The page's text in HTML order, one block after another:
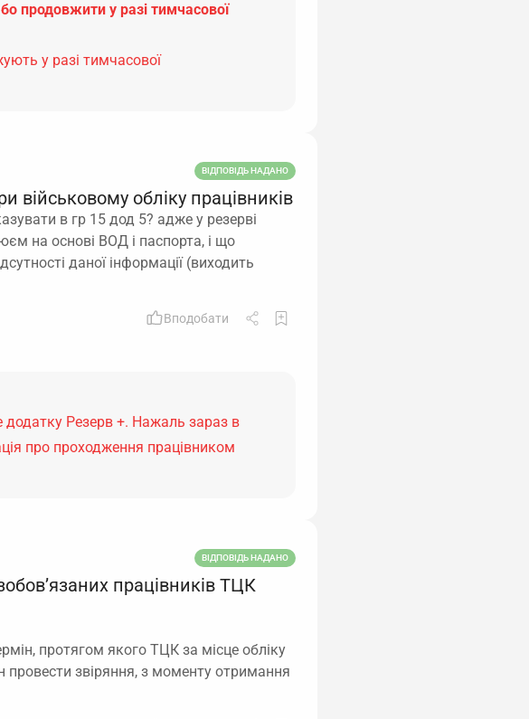
продовжити у разі тимчасової
у разі тимчасової
ВІДПОВІДЬ НАДАНО
обліку працівників
в гр 15 дод 5? адже у резерві
на основі ВОД і паспорта, і що
даної інформації (виходить
Вподобати
Резерв +. Нажаль зараз в
про проходження працівником
ВІДПОВІДЬ НАДАНО
працівників ТЦК
протягом якого ТЦК за місце обліку
провести звіряння, з моменту отримання